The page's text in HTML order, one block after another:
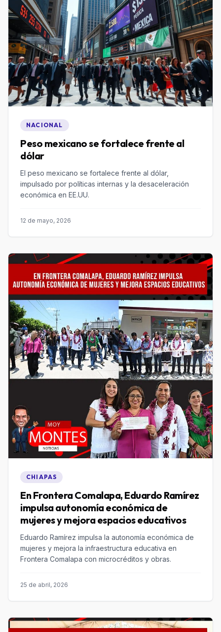
NACIONAL
Peso mexicano se fortalece frente al
dólar
El peso mexicano se fortalece frente al dólar,
impulsado por políticas internas y la desaceleración
económica en EE.UU.
12 de mayo, 2026
CHIAPAS
En Frontera Comalapa, Eduardo Ramírez
impulsa autonomía económica de
mujeres y mejora espacios educativos
Eduardo Ramírez impulsa la autonomía económica de
mujeres y mejora la infraestructura educativa en
Frontera Comalapa con microcréditos y obras.
25 de abril, 2026